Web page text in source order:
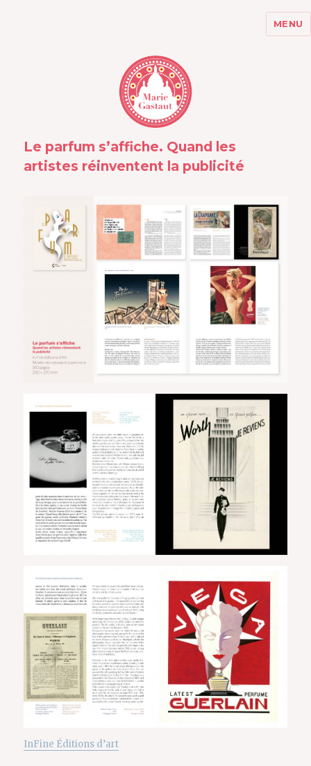
MENU
Le parfum s’affiche. Quand les
artistes réinventent la publicité
InFine Éditions d’art